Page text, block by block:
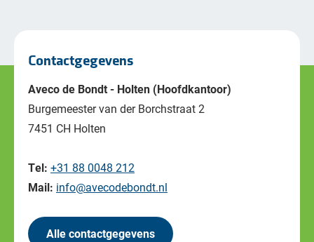
Contactgegevens
Aveco de Bondt - Holten (Hoofdkantoor)
Burgemeester van der Borchstraat 2
7451 CH Holten
Tel: +31 88 0048 212
Mail: info@avecodebondt.nl
Alle contactgegevens